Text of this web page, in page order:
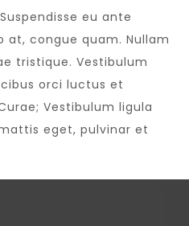
eu ante
congue quam. Nullam
tristique. Vestibulum
orci luctus et
Vestibulum ligula
eget, pulvinar et